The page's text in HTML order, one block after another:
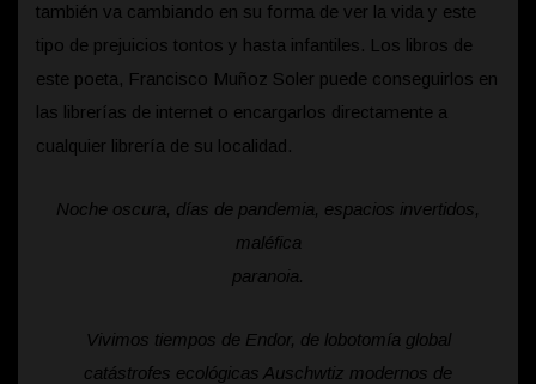
también va cambiando en su forma de ver la vida y este
tipo de prejuicios tontos y hasta infantiles. Los libros de
este poeta, Francisco Muñoz Soler puede conseguirlos en
las librerías de internet o encargarlos directamente a
cualquier librería de su localidad.
Noche oscura, días de pandemia, espacios invertidos,
maléfica
paranoia.
Vivimos tiempos de Endor, de lobotomía global
catástrofes ecológicas Auschwtiz modernos de